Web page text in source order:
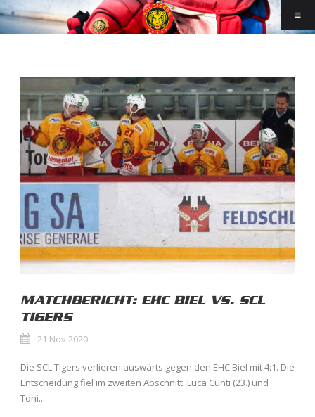
MATCHBERICHT: EHC BIEL VS. SCL
TIGERS
21 Nov 2020
Die SCL Tigers verlieren auswärts gegen den EHC Biel mit 4:1. Die
Entscheidung fiel im zweiten Abschnitt. Luca Cunti (23.) und
Toni...